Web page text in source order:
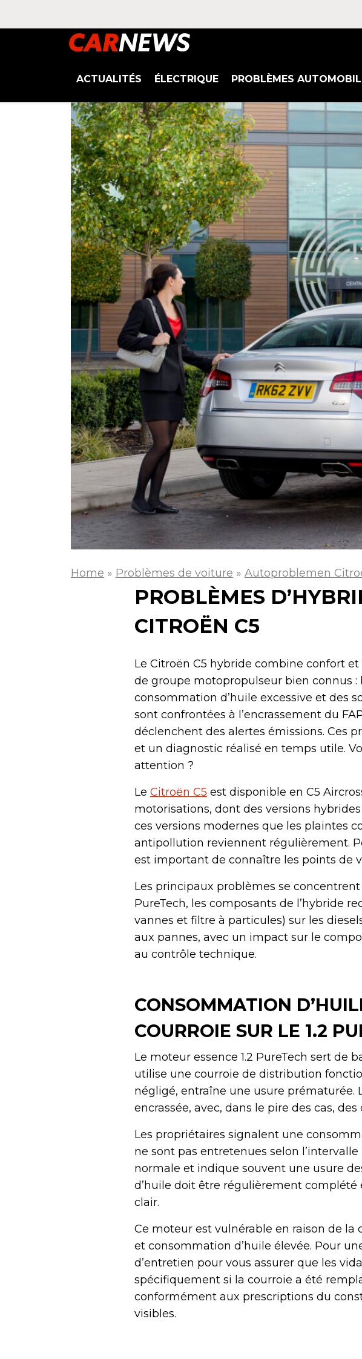
ACTUALITÉS ÉLECTRIQUE PROBLÈMES
Home » Problèmes de voiture » Autoproblemen
PROBLÈMES
CITROËN C5
Le Citroën C5 hybride combine confort
de groupe motopropulseur bien connus :
consommation d’huile excessive et des
sont confrontées à l’encrassement du
déclenchent des alertes émissions. Ces
et un diagnostic réalisé en temps utile.
attention ?
Le Citroën C5 est disponible en C5
motorisations, dont des versions
ces versions modernes que les plaintes
antipollution reviennent régulièrement.
est important de connaître les points de
Les principaux problèmes se
PureTech, les composants de l’hybride
vannes et filtre à particules) sur les
aux pannes, avec un impact sur le
au contrôle technique.
CONSOMMATION
COURROIE SUR LE 1.2
Le moteur essence 1.2 PureTech sert de
utilise une courroie de distribution
négligé, entraîne une usure prématurée.
encrassée, avec, dans le pire des cas,
Les propriétaires signalent une
ne sont pas entretenues selon
normale et indique souvent une usure
d’huile doit être régulièrement complété
clair.
Ce moteur est vulnérable en raison de
et consommation d’huile élevée. Pour
d’entretien pour vous assurer que les
spécifiquement si la courroie a été
conformément aux prescriptions du
visibles.